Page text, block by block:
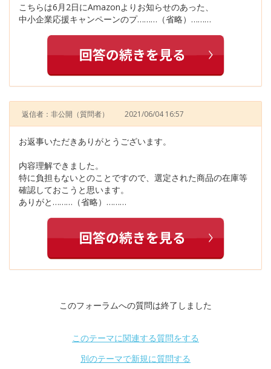
こちらは6月2日にAmazonよりお知らせのあった、
中小企業応援キャンペーンのプ………（省略）………
返信者：非公開 （質問者） 2021/06/04 16:57
お返事いただきありがとうございます。
内容理解できました。
特に負担もないとのことですので、選定された商品の在庫等
確認しておこうと思います。
ありがと………（省略）………
このフォーラムへの質問は終了しました
このテーマに関連する質問をする
別のテーマで新規に質問する